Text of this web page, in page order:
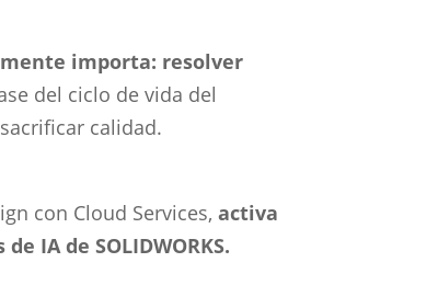
importa: resolver
del ciclo de vida del
calidad.
con Cloud Services,activa
IA de SOLIDWORKS.